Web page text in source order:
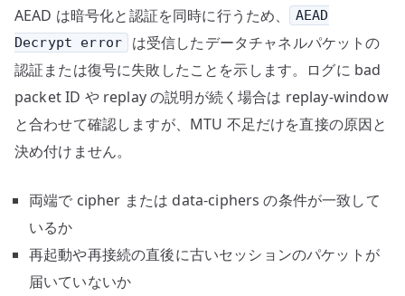
AEAD は暗号化と認証を同時に行うため、
AEAD
Decrypt error
は受信したデータチャネルパケットの
認証または復号に失敗したことを示します。ログに bad
packet ID や replay の説明が続く場合は replay-window
と合わせて確認しますが、MTU 不足だけを直接の原因と
決め付けません。
両端で cipher または data-ciphers の条件が一致して
いるか
再起動や再接続の直後に古いセッションのパケットが
届いていないか